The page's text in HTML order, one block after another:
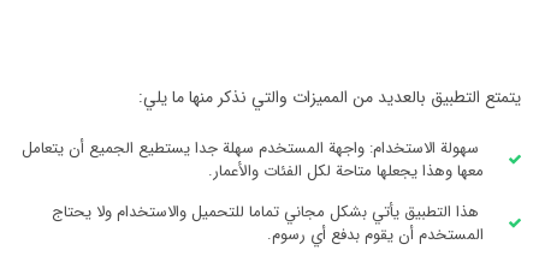
يتمتع التطبيق بالعديد من المميزات والتي نذكر منها ما يلي:
سهولة الاستخدام: واجهة المستخدم سهلة جدا يستطيع الجميع أن يتعامل
معها وهذا يجعلها متاحة لكل الفئات والأعمار.
هذا التطبيق يأتي بشكل مجاني تماما للتحميل والاستخدام ولا يحتاج
المستخدم أن يقوم بدفع أي رسوم.